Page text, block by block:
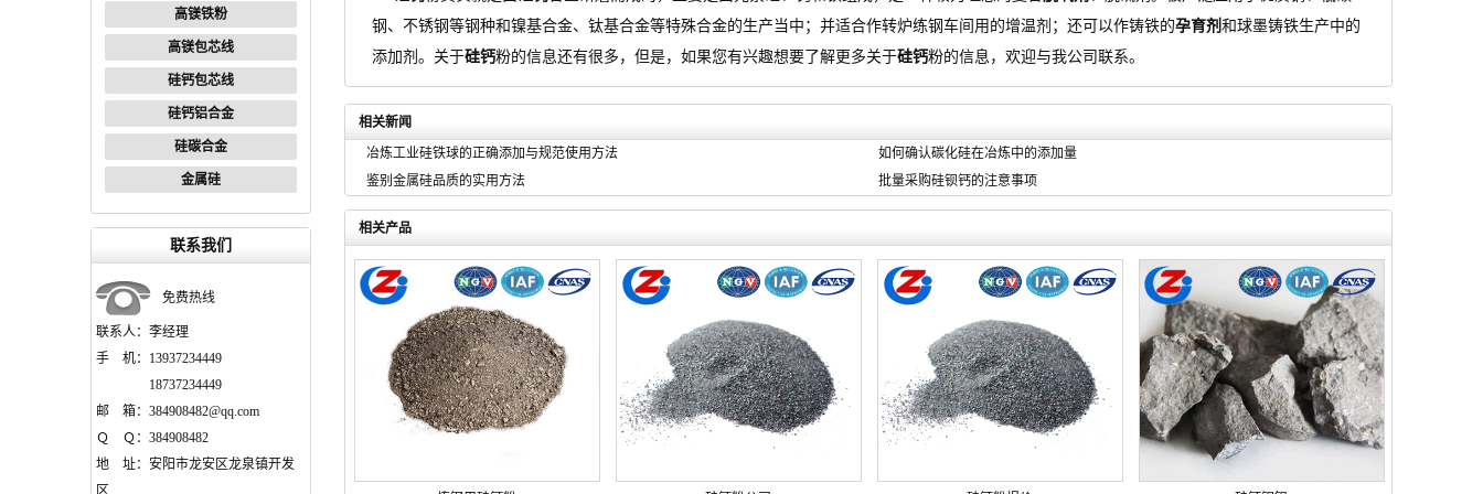
高镁铁粉
高镁包芯线
硅钙包芯线
硅钙铝合金
硅碳合金
金属硅
联系我们
免费热线
联系人：李经理
手 机：13937234449
18737234449
邮 箱：384908482@qq.com
Ｑ Ｑ：384908482
地 址：安阳市龙安区龙泉镇开发
区
钢、不锈钢等钢种和镍基合金、钛基合金等特殊合金的生产当中；并适合作转炉练钢车间用的增温剂；还可以作铸铁的孕育剂 和球墨铸铁生产中的
添加剂。关于硅钙粉的信息还有很多，但是，如果您有兴趣想要了解更多关于硅钙粉的信息，欢迎与我公司联系。
相关新闻
冶炼工业硅铁球的正确添加与规范使用方法
如何确认碳化硅在冶炼中的添加量
鉴别金属硅品质的实用方法
批量采购硅钡钙的注意事项
相关产品